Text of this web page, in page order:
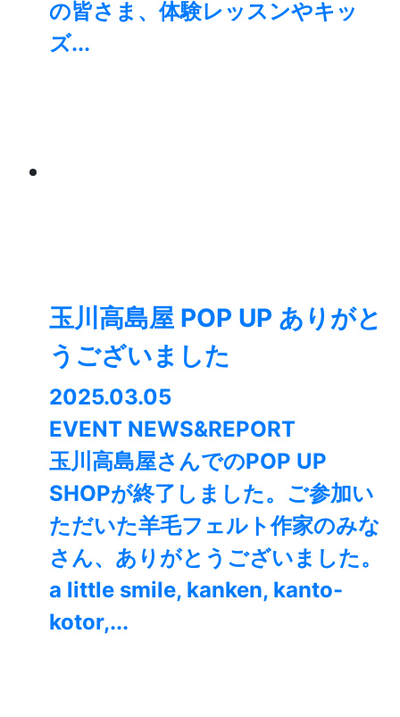
の皆さま、体験レッスンやキッ
ズ...
玉川高島屋 POP UP ありがと
うございました
2025.03.05
EVENT NEWS&REPORT
玉川高島屋さんでのPOP UP
SHOPが終了しました。⁡ご参加い
ただいた羊毛フェルト作家のみな
さん、ありがとうございました。
a little smile, kanken, kanto-
kotor,...